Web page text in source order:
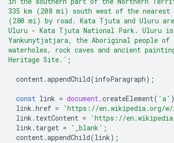
335 km (208 mi) south west of the
(280 mi) by road. Kata Tjuta and Uluru
Uluru - Kata Tjuta National Park. Uluru
Yankunytjatjara, the Aboriginal people of
waterholes, rock caves and ancient
  Heritage Site.`
;
content.appendChild(infoParagraph);
const link = document.createElement( 'a'
link .href = 'https://en.wikipedia.org/
link . textContent = 'https://
link . target = '_blank' ;
content.appendChild(link);